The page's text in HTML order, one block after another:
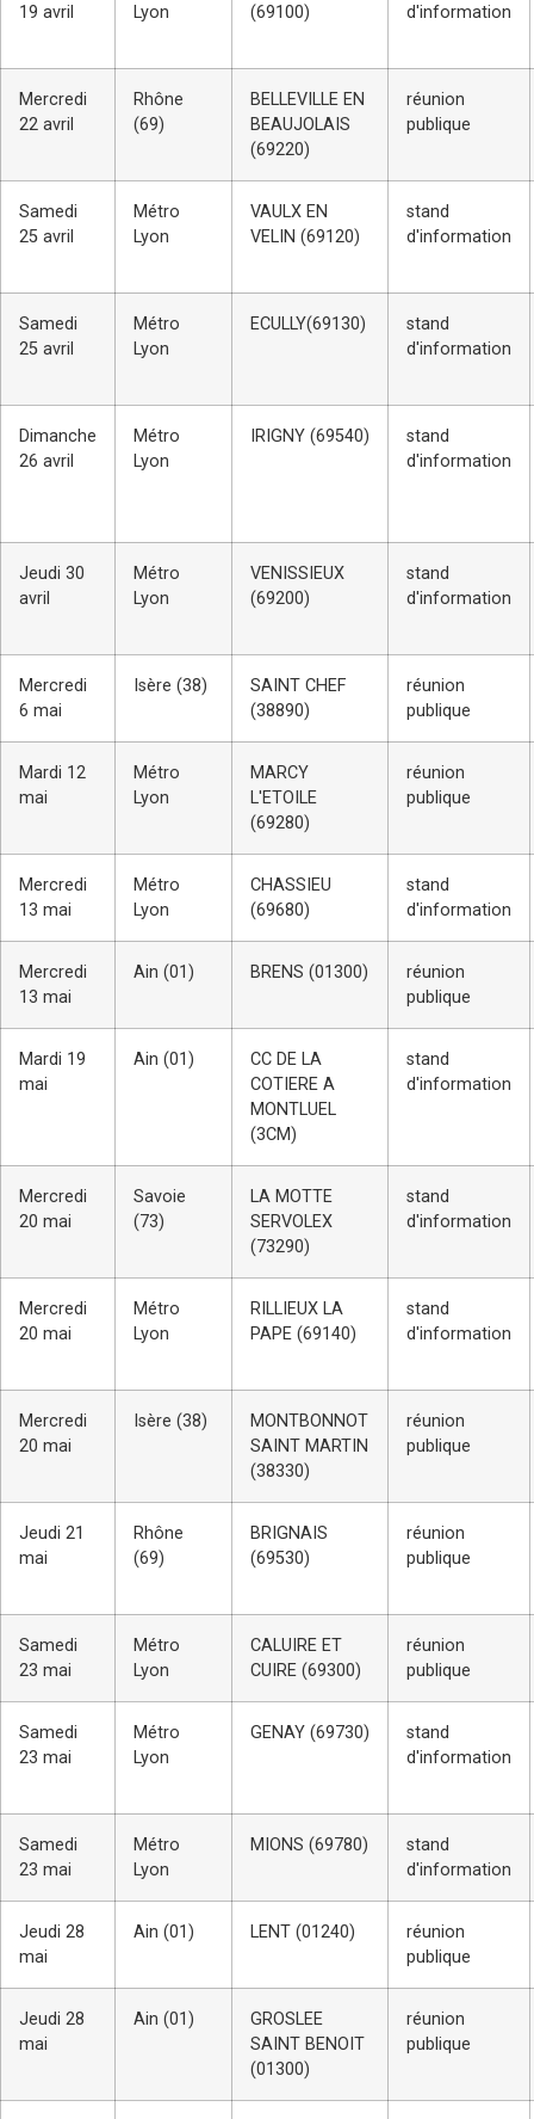
19 avril
Lyon
(69100)
d'information
Mercredi
22 avril
Rhône
(69)
BELLEVILLE EN
BEAUJOLAIS
(69220)
réunion
publique
Samedi
25 avril
Métro
Lyon
VAULX EN
VELIN (69120)
stand
d'information
Samedi
25 avril
Métro
Lyon
ECULLY(69130)
stand
d'information
Dimanche
26 avril
Métro
Lyon
IRIGNY (69540)
stand
d'information
Jeudi 30
avril
Métro
Lyon
VENISSIEUX
(69200)
stand
d'information
Mercredi
6 mai
Isère (38)
SAINT CHEF
(38890)
réunion
publique
Mardi 12
mai
Métro
Lyon
MARCY
L'ETOILE
(69280)
réunion
publique
Mercredi
13 mai
Métro
Lyon
CHASSIEU
(69680)
stand
d'information
Mercredi
13 mai
Ain (01) BRENS (01300)
réunion
publique
Mardi 19
mai
Ain (01)
CC DE LA
COTIERE A
MONTLUEL
(3CM)
stand
d'information
Mercredi
20 mai
Savoie
(73)
LA MOTTE
SERVOLEX
(73290)
stand
d'information
Mercredi
20 mai
Métro
Lyon
RILLIEUX LA
PAPE (69140)
stand
d'information
Mercredi
20 mai
Isère (38)
MONTBONNOT
SAINT MARTIN
(38330)
réunion
publique
Jeudi 21
mai
Rhône
(69)
BRIGNAIS
(69530)
réunion
publique
Samedi
23 mai
Métro
Lyon
CALUIRE ET
CUIRE (69300)
réunion
publique
Samedi
23 mai
Métro
Lyon
GENAY (69730)
stand
d'information
Samedi
23 mai
Métro
Lyon
MIONS (69780)
stand
d'information
Jeudi 28
mai
Ain (01) LENT (01240)
réunion
publique
Jeudi 28
mai
Ain (01)
GROSLEE
SAINT BENOIT
(01300)
réunion
publique